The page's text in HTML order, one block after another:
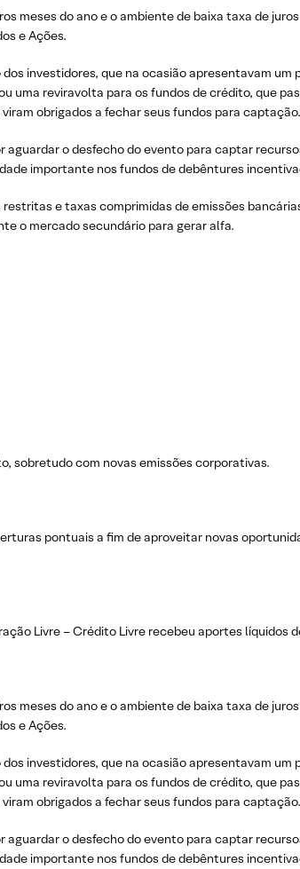
meses do ano e o ambiente de baixa taxa de
e Ações.
investidores, que na ocasião apresentavam um
uma reviravolta para os fundos de crédito, que
obrigados a fechar seus fundos para captação.
o desfecho do evento para captar
importante nos fundos de debêntures
e taxas comprimidas de emissões
o mercado secundário para gerar alfa.
sobretudo com novas emissões corporativas.
pontuais a fim de aproveitar novas
Livre – Crédito Livre recebeu aportes líquidos
meses do ano e o ambiente de baixa taxa de
e Ações.
investidores, que na ocasião apresentavam um
uma reviravolta para os fundos de crédito, que
obrigados a fechar seus fundos para captação.
o desfecho do evento para captar
importante nos fundos de debêntures